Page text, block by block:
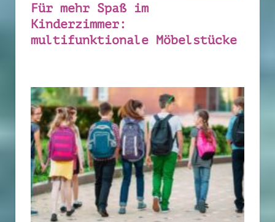
Für mehr Spaß im
Kinderzimmer:
multifunktionale Möbelstücke